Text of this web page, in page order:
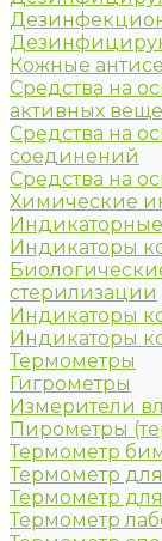
Кожные
Средства на
активных
Средства на
соединений
Средства на
Химические
Индикаторы
стерилизации
Индикаторы
Индикаторы
Термометры
Гигрометры
Измерители
Пирометры
Термометр
Термометр
Термометр для
Термометр